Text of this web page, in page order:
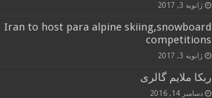
ژانویه 3, 2017
Iran to host para alpine skiing,snowboard
competitions
ژانویه 3, 2017
ربکا ملایم گالری
دسامبر 14, 2016